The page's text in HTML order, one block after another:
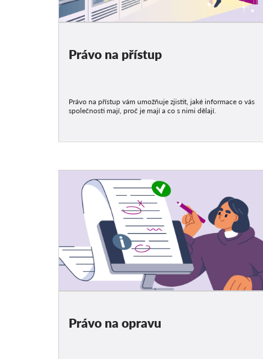
Právo na přístup
Právo na přístup vám umožňuje zjistit, jaké informace o vás
společnosti mají, proč je mají a co s nimi dělají.
Právo na opravu